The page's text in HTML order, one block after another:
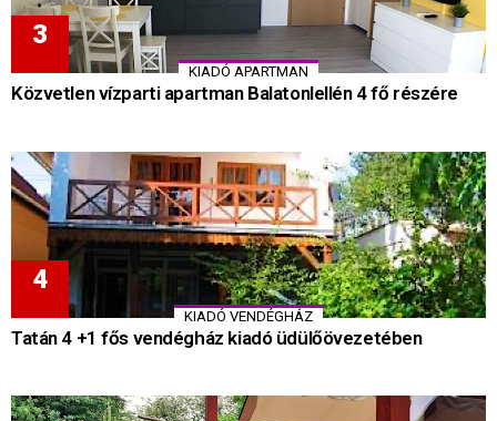
KIADÓ APARTMAN
Közvetlen vízparti apartman Balatonlellén 4 fő részére
KIADÓ VENDÉGHÁZ
Tatán 4 +1 fős vendégház kiadó üdülőövezetében